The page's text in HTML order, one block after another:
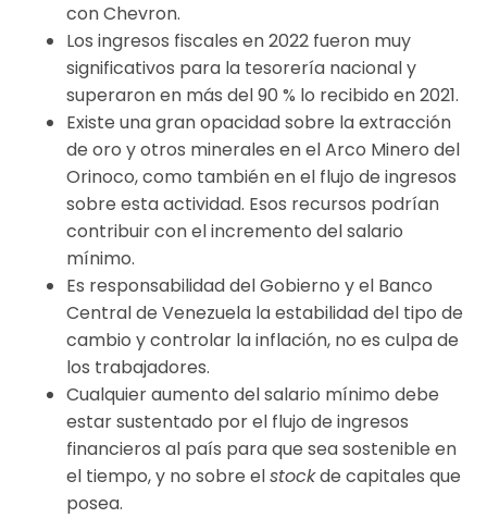
con Chevron.
Los ingresos fiscales en 2022 fueron muy
significativos para la tesorería nacional y
superaron en más del 90 % lo recibido en 2021.
Existe una gran opacidad sobre la extracción
de oro y otros minerales en el Arco Minero del
Orinoco, como también en el flujo de ingresos
sobre esta actividad. Esos recursos podrían
contribuir con el incremento del salario
mínimo.
Es responsabilidad del Gobierno y el Banco
Central de Venezuela la estabilidad del tipo de
cambio y controlar la inflación, no es culpa de
los trabajadores.
Cualquier aumento del salario mínimo debe
estar sustentado por el flujo de ingresos
financieros al país para que sea sostenible en
el tiempo, y no sobre elstockde capitales que
posea.